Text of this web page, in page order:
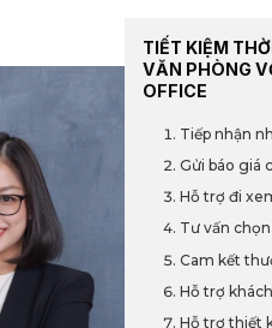
TIẾT KIỆM
VĂN PHÒNG
OFFICE
Tiếp nhận
Gửi báo giá
Hỗ trợ đi
Tư vấn
Cam kết
Hỗ trợ
Hỗ trợ thiết